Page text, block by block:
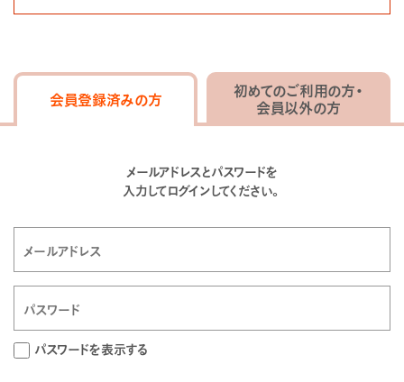
会員登録済みの方 初めてのご利用の方・
会員以外の方
メールアドレスとパスワードを
入力してログインしてください。
パスワードを表示する